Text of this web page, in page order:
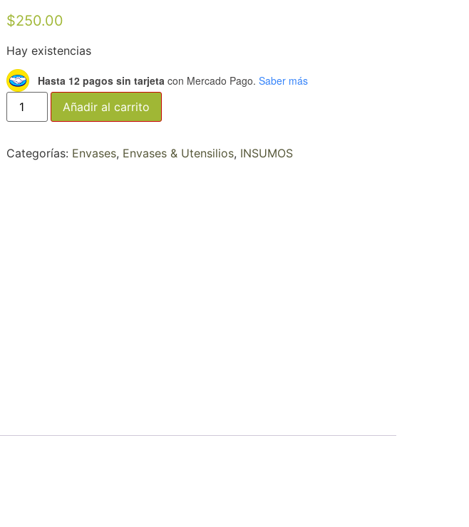
$250.00
Hay existencias
Hasta 12 pagos sin tarjeta con Mercado Pago. Saber más
Añadir al carrito
Categorías: Envases, Envases & Utensilios, INSUMOS